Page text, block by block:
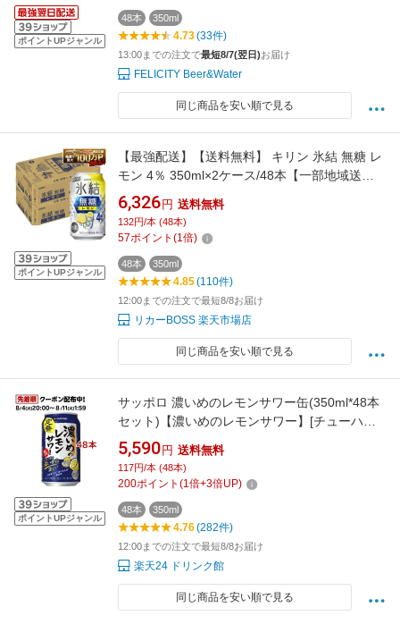
ポイントUPジャンル
48本 350ml
4.73(33件)
13:00までの注文で最短8/7(翌日)お届け
FELICITY Beer&Water
同じ商品を安い順で見る
ポイントUPジャンル
【最強配送】【送料無料】 キリン 氷結 無糖 レ
モン 4％ 350ml×2ケース/48本【一部地域送料
無料対象外】 レモンサワー チューハイ YTR
6,326 円 送料無料
132円/本 (48本)
57ポイント (1倍)
48本 350ml
4.85(110件)
12:00までの注文で最短8/8お届け
リカーBOSS 楽天市場店
同じ商品を安い順で見る
ポイントUPジャンル
サッポロ 濃いめのレモンサワー缶(350ml*48本
セット)【濃いめのレモンサワー】[チューハイ
レモンサワー 缶チューハイ]
5,590 円 送料無料
117円/本 (48本)
200ポイント (1倍+3倍UP)
48本 350ml
4.76(282件)
12:00までの注文で最短8/8お届け
楽天24 ドリンク館
同じ商品を安い順で見る